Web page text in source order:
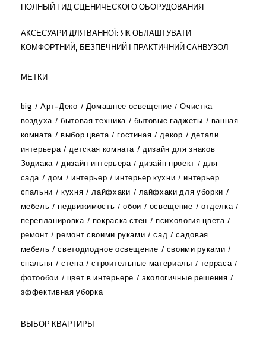
ПОЛНЫЙ ГИД СЦЕНИЧЕСКОГО ОБОРУДОВАНИЯ
АКСЕСУАРИ ДЛЯ ВАННОЇ: ЯК ОБЛАШТУВАТИ
КОМФОРТНИЙ, БЕЗПЕЧНИЙ І ПРАКТИЧНИЙ САНВУЗОЛ
МЕТКИ
big Арт-Деко Домашнее освещение
Очистка
воздуха
бытовая техника бытовые гаджеты
ванная
комната
выбор цвета гостиная декор
детали
интерьера
детская комната
дизайн для знаков
Зодиака
дизайн интерьера дизайн проект
для
сада
дом интерьер интерьер кухни
интерьер
спальни
кухня лайфхаки
лайфхаки для уборки
мебель
недвижимость обои освещение
отделка
перепланировка
покраска стен
психология цвета
ремонт
ремонт своими руками сад
садовая
мебель
светодиодное освещение
своими руками
спальня
стена строительные материалы
терраса
фотообои
цвет в интерьере
экологичные решения
эффективная уборка
ВЫБОР КВАРТИРЫ